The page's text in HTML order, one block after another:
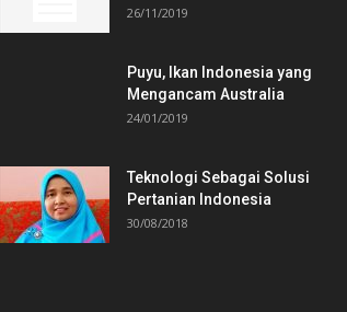
26/11/2019
Puyu, Ikan Indonesia yang
Mengancam Australia
24/01/2019
Teknologi Sebagai Solusi
Pertanian Indonesia
30/08/2018